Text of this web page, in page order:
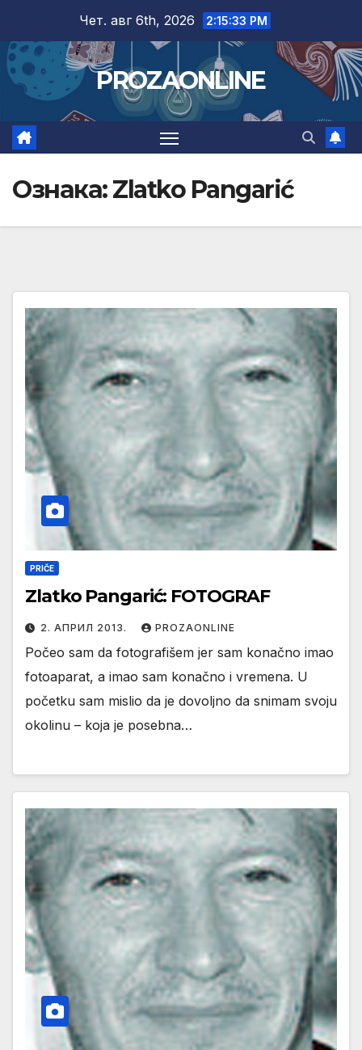
content
Чет. авг 6th, 2026 2:15:35 PM
PROZAONLINE
Ознака:Zlatko Pangarić
PRIČE
Zlatko Pangarić: FOTOGRAF
2. АПРИЛ 2013. PROZAONLINE
Počeo sam da fotografišem jer sam konačno imao
fotoaparat, a imao sam konačno i vremena. U
početku sam mislio da je dovoljno da snimam svoju
okolinu – koja je posebna…